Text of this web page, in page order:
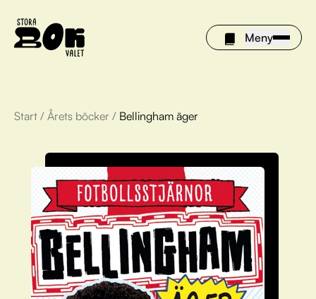
Meny
Årets böcker
Om Stora bokvalet
Olivia tipsar
Vinnare
FAQ
Start / Årets böcker / Bellingham äger